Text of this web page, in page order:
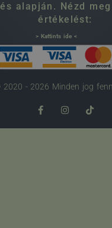
alapján. Nézd
értékelést:
> Kattints ide <
2020 - 2026 Minden jog